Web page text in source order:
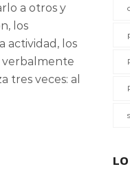
a otros y
los
actividad, los
verbalmente
tres veces: al